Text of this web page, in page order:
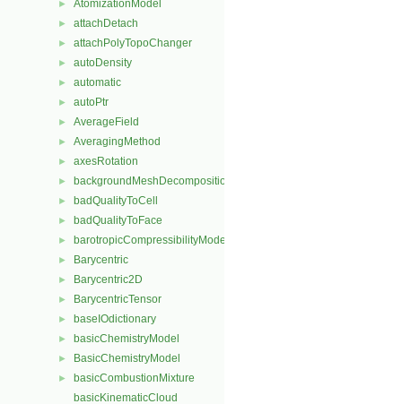
► AtomizationModel
► attachDetach
► attachPolyTopoChanger
► autoDensity
► automatic
► autoPtr
► AverageField
► AveragingMethod
► axesRotation
► backgroundMeshDecomposition
► badQualityToCell
► badQualityToFace
► barotropicCompressibilityModel
► Barycentric
► Barycentric2D
► BarycentricTensor
► baseIOdictionary
► basicChemistryModel
► BasicChemistryModel
►
basicCombustionMixture
basicKinematicCloud